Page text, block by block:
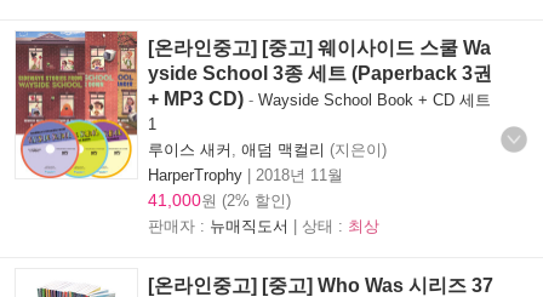
[온라인중고] [중고] 웨이사이드 스쿨 Wa
yside School 3종 세트 (Paperback 3권
+ MP3 CD) - Wayside School Book + CD 세트
1
루이스 새커
애덤 맥컬리 (지은이)
HarperTrophy | 2018년 11월
41,000원 (2% 할인)
판매자 : 뉴매직도서 | 상태 : 최상
[온라인중고] [중고] Who Was 시리즈 37